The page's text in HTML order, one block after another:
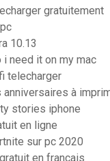
gratuitement
10.13
i need it on my mac
telecharger
à
stories iphone
en ligne
sur pc 2020
en francais